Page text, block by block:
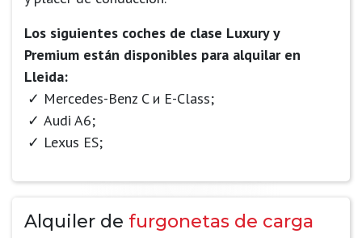
Los siguientes coches de clase Luxury y
Premium están disponibles para alquilar en
Lleida:
Mercedes-Benz C и E-Class;
Audi A6;
Lexus ES;
Alquiler de furgonetas de carga